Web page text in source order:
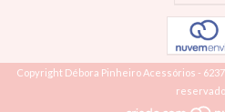
Copyright Débora Pinheiro Acessórios -